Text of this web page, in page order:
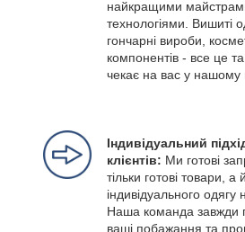
найкращими
технологіями. Вишиті
гончарні вироби,
компонентів - все це
чекає на вас у нашому
Індивідуальний
клієнтів: Ми готові
тільки готові товари,
індивідуального одягу
Наша команда завжди
ваші побажання та